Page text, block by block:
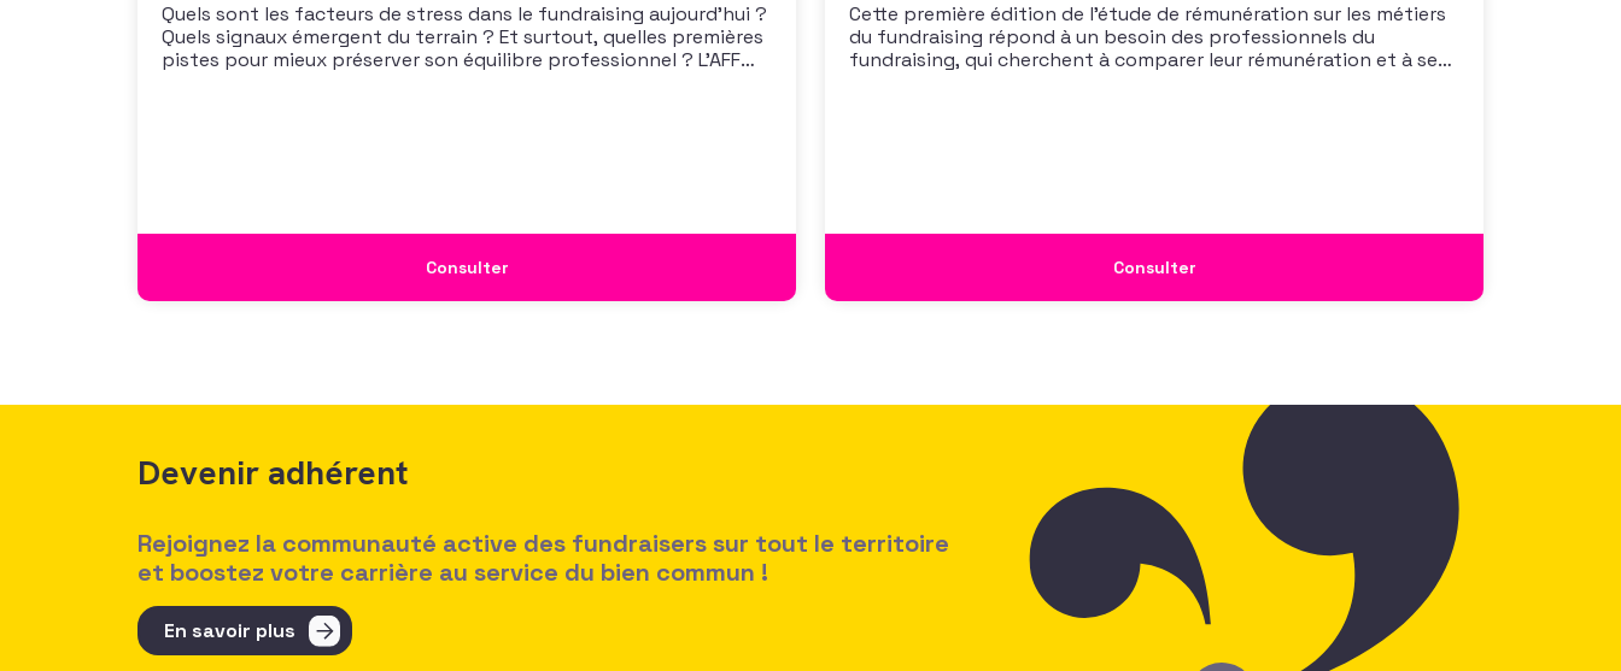
Quels sont les facteurs de stress dans le fundraising aujourd’hui ?
Quels signaux émergent du terrain ? Et surtout, quelles premières
pistes pour mieux préserver son équilibre professionnel ? L’AFF
Consulter
Cette première édition de l’étude de rémunération sur les métiers
du fundraising répond à un besoin des professionnels du
fundraising, qui cherchent à comparer leur rémunération et à se
Consulter
Devenir adhérent
Rejoignez la communauté active des fundraisers sur tout le territoire
et boostez votre carrière au service du bien commun !
En savoir plus